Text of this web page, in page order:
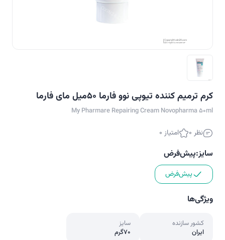
کرم ترمیم کننده تیوپی نوو فارما 50میل مای فارما
My Pharmare Repairing Cream Novopharma 50ml
نظر 0 امتیاز 0
سایز:پیش‌فرض
پیش‌فرض
ویژگی‌ها
کشور سازنده
ایران
سایز
70گرم